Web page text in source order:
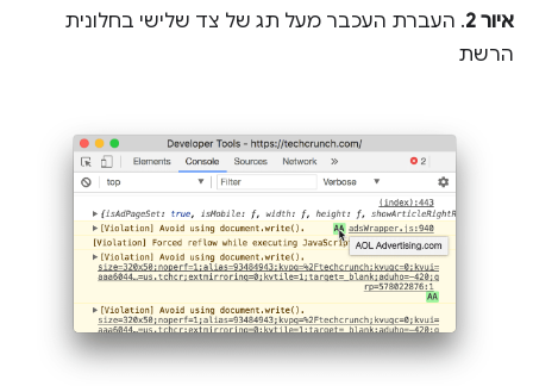
איור 2
. העברת העכבר מעל תג של צד שלישי בחלונית
הרשת